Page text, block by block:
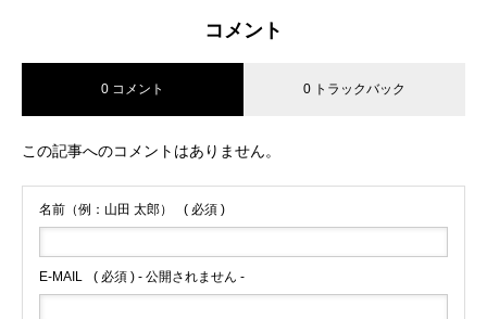
コメント
0 コメント 0 トラックバック
この記事へのコメントはありません。
名前（例：山田 太郎） ( 必須 )
E-MAIL ( 必須 ) - 公開されません -